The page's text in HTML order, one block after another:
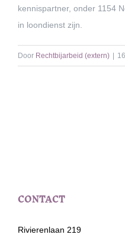
kennispartner, onder 1154
in loondienst zijn.
Door Rechtbijarbeid (extern)
CONTACT
Rivierenlaan 219